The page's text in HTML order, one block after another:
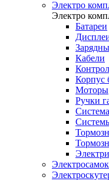
Электро
Электро
Батареи
Кабели
Корпус
Моторы
Ручки